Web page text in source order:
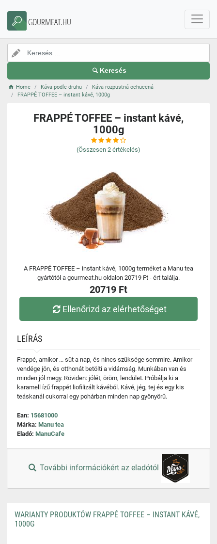
GOURMEAT.HU
Keresés
Home Káva podle druhu
Káva rozpustná ochucená
FRAPPÉ TOFFEE – instant kávé, 1000g
FRAPPÉ TOFFEE – instant kávé,
1000g
(Összesen 2 értékelés)
A FRAPPÉ TOFFEE – instant kávé, 1000g terméket a Manu tea
gyártótól a gourmeat.hu oldalon 20719 Ft - ért találja.
20719 Ft
Ellenőrizd az elérhetőséget
LEÍRÁS
Frappé, amikor ... süt a nap, és nincs szüksége semmire. Amikor
vendége jön, és otthonát betölti a vidámság. Munkában van és
minden jól megy. Röviden: jólét, öröm, lendület. Próbálja ki a
karamell ízű frappét liofilizált kávéból. Kávé, jég, tej és egy kis
teáskanál cukorral egy pohárban minden nap gyönyörű.
Ean: 15681000
Márka: Manu tea
Eladó: ManuCafe
További információkért az eladótól
WARIANTY PRODUKTÓW FRAPPÉ TOFFEE – INSTANT KÁVÉ,
1000G